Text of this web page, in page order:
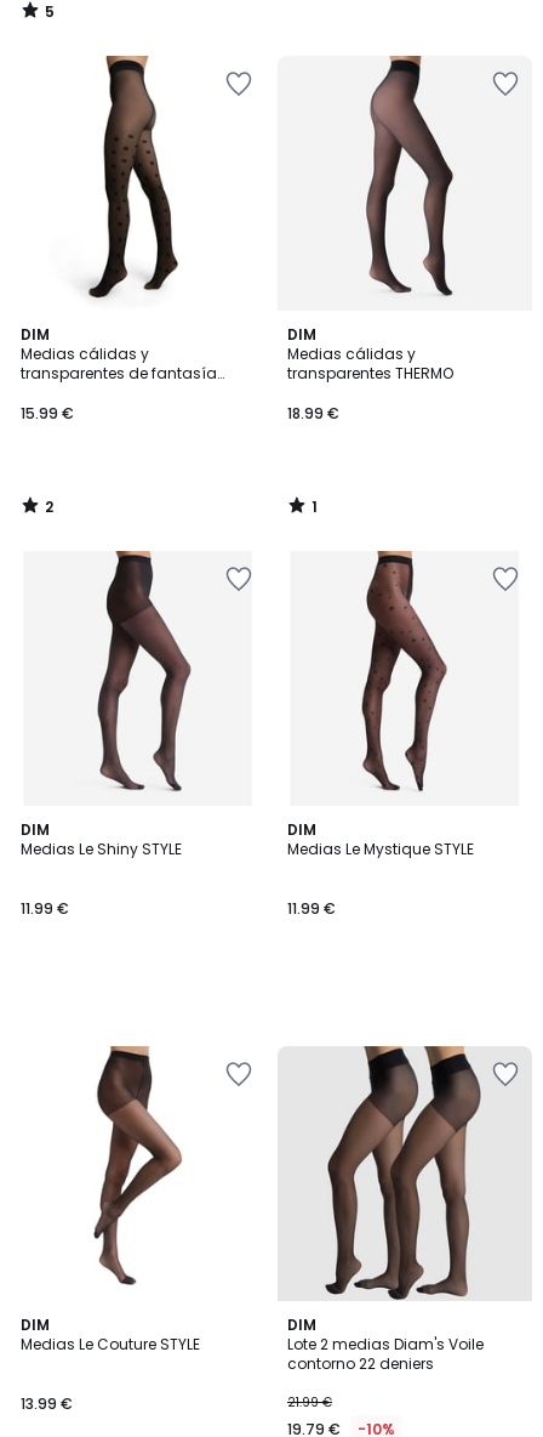
5
/
DIM
Medias cálidas y
transparentes de fantasía
15.99 €
2
/
5
2
/
DIM
Medias cálidas y
transparentes THERMO
18.99 €
1
/
5
1
/
DIM
Medias Le Shiny STYLE
11.99 €
DIM
Medias Le Mystique STYLE
11.99 €
DIM
Medias Le Couture STYLE
13.99 €
DIM
Lote 2 medias Diam's Voile
contorno 22 deniers
21.99 €
19.79 € -10%
4,2
/ 5